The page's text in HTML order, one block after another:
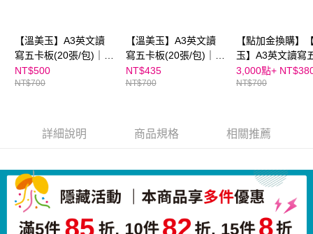
【溫美玉】A3英文讀
寫五卡板(20張/包)｜學
英文不死背↘
NT$500
NT$700
【溫美玉】A3英文讀
寫五卡板(20張/包)｜學
英文不死背↘👉APP限
定優惠
NT$435
NT$700
【點加金換購】
玉】A3英文讀寫
板(20張/包)｜學
死背↘
3,000點+
NT$700
詳細說明 商品規格 相關推薦